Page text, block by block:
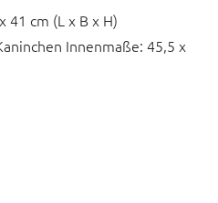
41 cm (L x B x H)
Innenmaße: 45,5 x